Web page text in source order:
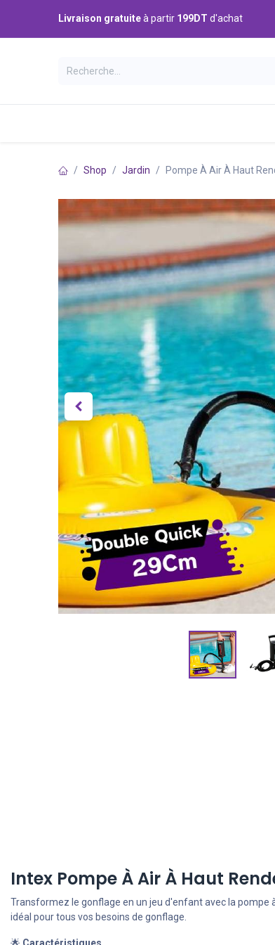
Livraison gratuiteà partir 199DT d'achat
Shop Jardin Pompe À Air À Haut
Intex Pompe À Air À Haut
Transformez le gonflage en un jeu d'enfant avec la pompe
idéal pour tous vos besoins de gonflage.